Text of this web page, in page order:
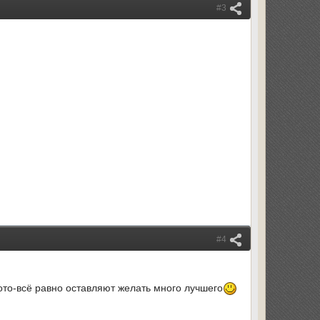
#3
#4
всё равно оставляют желать много лучшего